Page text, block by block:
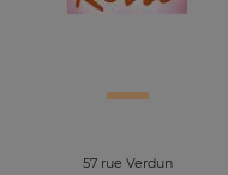
57 rue Verdun